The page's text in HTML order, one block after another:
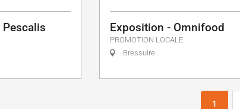
Exposition - Omnifood
PROMOTION LOCALE
Bressuire
1